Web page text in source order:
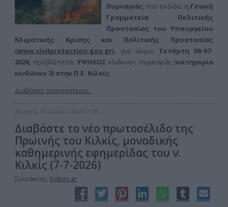
Πυρκαγιάς που εκδίδει η Γενική
Γραμματεία Πολιτικής
Προστασίας του Υπουργείου
Κλιματικής Κρίσης και Πολιτικής Προστασίας
(www.civilprotection.gov.gr), για αύριο Τετάρτη 08-07-
2026, προβλέπεται ΥΨΗΛΟΣ κίνδυνος πυρκαγιάς (κατηγορία
κινδύνου 3) στην Π.Ε. Κιλκίς.
Διαβάστε περισσότερα...
Δευτέρα, 06 Ιουλίου 2026 21:28
Διαβάστε το νέο πρωτοσέλιδο της
Πρωινής του Κιλκίς, μοναδικής
καθημερινής εφημερίδας του ν.
Κιλκίς (7-7-2026)
Συντάκτης: Eidisis.gr